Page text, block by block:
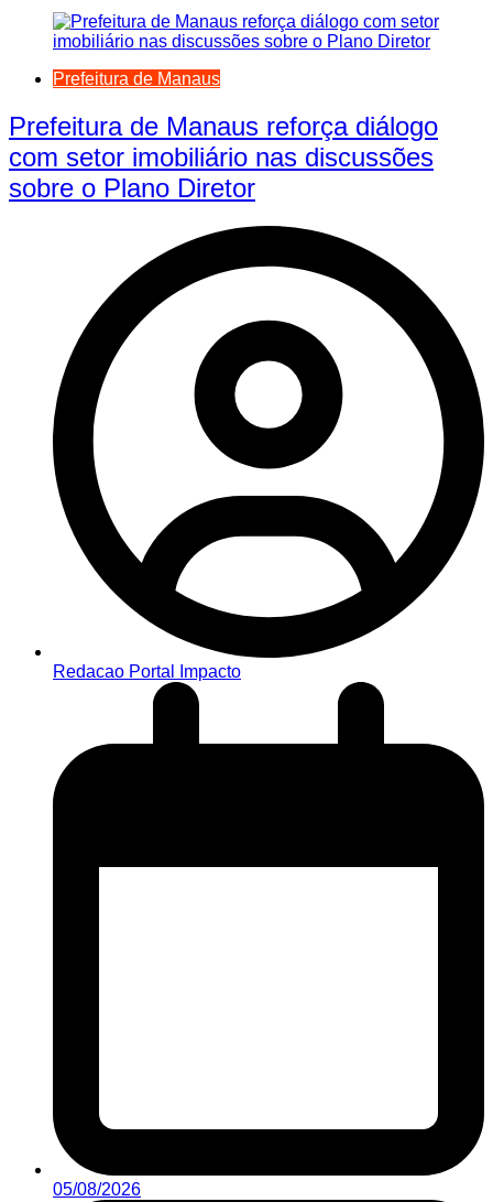
Prefeitura de Manaus
Prefeitura de Manaus reforça diálogo
com setor imobiliário nas discussões
sobre o Plano Diretor
Redacao Portal Impacto
05/08/2026